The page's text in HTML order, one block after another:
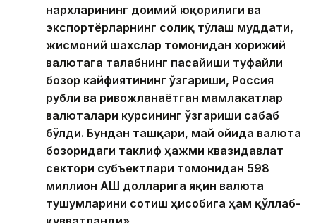
нархларининг доимий юқорилиги ва
экспортёрларнинг солиқ тўлаш муддати,
жисмоний шахслар томонидан хорижий
валютага талабнинг пасайиши туфайли
бозор кайфиятининг ўзгариши, Россия
рубли ва ривожланаётган мамлакатлар
валюталари курсининг ўзгариши сабаб
бўлди. Бундан ташқари, май ойида валюта
бозоридаги таклиф ҳажми квазидавлат
сектори субъектлари томонидан 598
миллион АҚШ долларига яқин валюта
тушумларини сотиш ҳисобига ҳам қўллаб-